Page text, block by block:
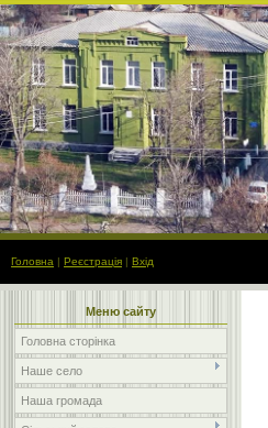
Головна | Реєстрація | Вхід
Меню сайту
Головна сторінка
Наше село
Наша громада